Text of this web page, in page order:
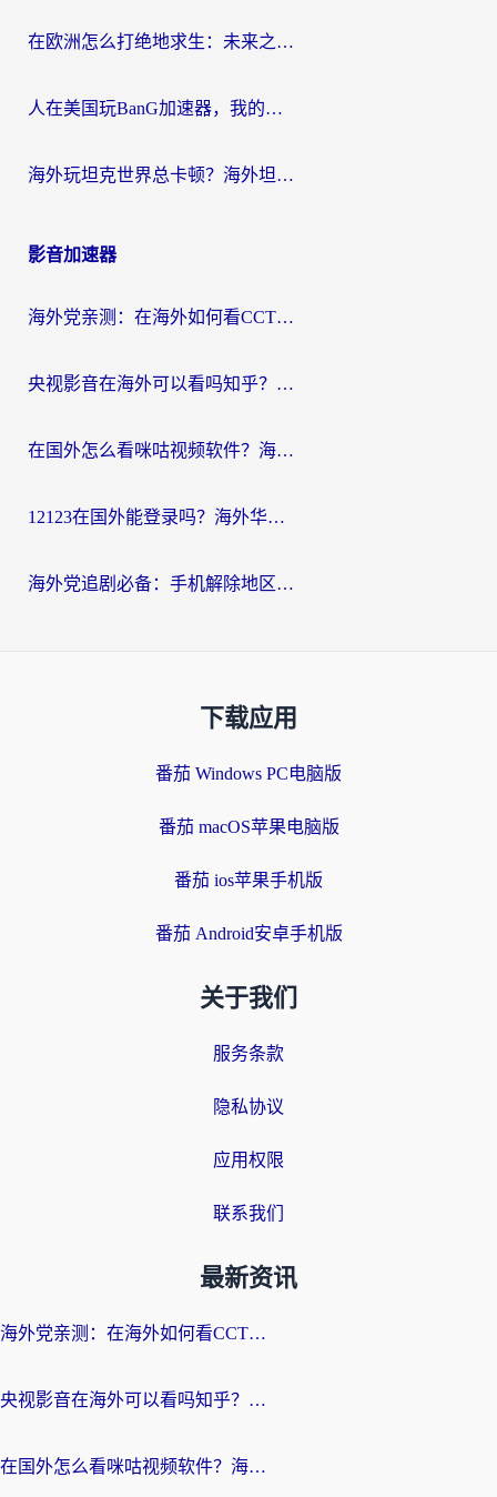
在欧洲怎么打绝地求生：未来之役不卡？留学生亲测的加速器避坑指南
人在美国玩BanG加速器，我的延迟终于绿了
海外玩坦克世界总卡顿？海外坦克世界加速器有哪些？实测好用的选择在这里
影音加速器
海外党亲测：在海外如何看CCTV？告别“仅限大陆播放”的实用指南
央视影音在海外可以看吗知乎？留学生亲测：3步解决地域限制+追剧自由
在国外怎么看咪咕视频软件？海外党亲测有效的回国加速方案
12123在国外能登录吗？海外华人必看的回国加速实用指南
海外党追剧必备：手机解除地区限制app怎么选？解决央视视频&国内剧地区限制全指南
下载应用
番茄 Windows PC电脑版
番茄 macOS苹果电脑版
番茄 ios苹果手机版
番茄 Android安卓手机版
关于我们
服务条款
隐私协议
应用权限
联系我们
最新资讯
海外党亲测：在海外如何看CCTV？告别“仅限大陆播放”的实用指南
央视影音在海外可以看吗知乎？留学生亲测：3步解决地域限制+追剧自由
在国外怎么看咪咕视频软件？海外党亲测有效的回国加速方案